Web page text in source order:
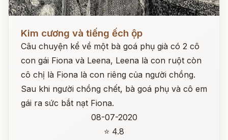
Kim cương và tiếng ếch ộp
Câu chuyện kể về một bà goá phụ già có 2 cô
con gái Fiona và Leena, Leena là con ruột còn
cô chị là Fiona là con riêng của người chồng.
Sau khi người chồng chết, bà goá phụ và cô em
gái ra sức bắt nạt Fiona.
08-07-2020
⭐ 4.8